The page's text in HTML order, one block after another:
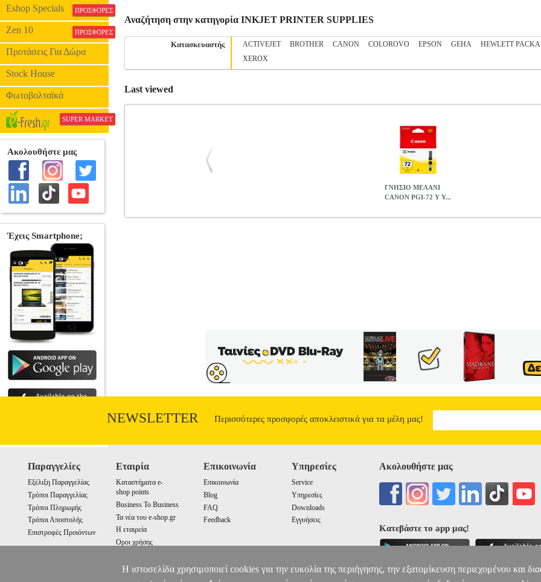
Eshop Specials ΠΡΟΣΦΟΡΕΣ
Zen 10 ΠΡΟΣΦΟΡΕΣ
Προτάσεις Για Δώρα
Stock House
Φωτοβολταϊκά
SUPER MARKET
Αναζήτηση στην κατηγορία INKJET PRINTER SUPPLIES
Κατασκευαστής ACTIVEJET BROTHER CANON COLOROVO EPSON GEHA HEWLETT
XEROX
Last viewed
ΓΝΗΣΙΟ ΜΕΛΑΝΙ
CANON PGI-72 Y Y...
NEWSLETTER Περισσότερες προσφορές αποκλειστικά για τα μέλη μας!
Παραγγελίες
Εξέλιξη Παραγγελίας
Τρόποι Παραγγελίας
Τρόποι Πληρωμής
Τρόποι Αποστολής
Επιστροφές Προιόντων
Εταιρία
Καταστήματα e-
shop points
Business To Business
Τα νέα του e-shop.gr
Η εταιρεία
Οροι χρήσης
Επικοινωνία
Επικοινωνία
Blog
FAQ
Feedback
Υπηρεσίες
Service
Υπηρεσίες
Downloads
Εγγυήσεις
Ακολουθήστε μας
Κατεβάστε το app μας!
Η ιστοσελίδα χρησιμοποιεί cookies για την ευκολία της περιήγησης, την εξατομίκευση περιεχομένου και